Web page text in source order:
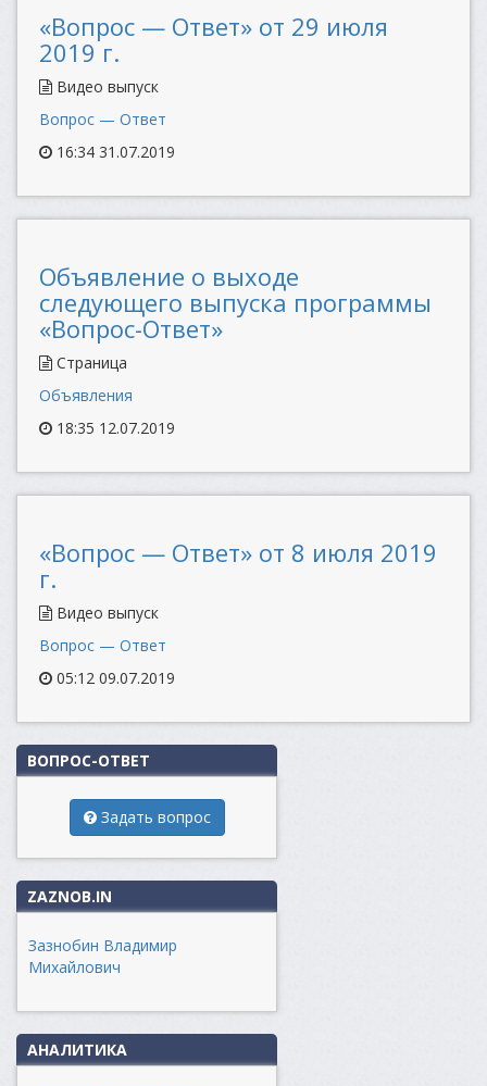
«Вопрос — Ответ» от 29 июля
2019 г.
Видео выпуск
Вопрос — Ответ
16:34 31.07.2019
Объявление о выходе
следующего выпуска программы
«Вопрос-Ответ»
Страница
Объявления
18:35 12.07.2019
«Вопрос — Ответ» от 8 июля 2019
г.
Видео выпуск
Вопрос — Ответ
05:12 09.07.2019
ВОПРОС-ОТВЕТ
Задать вопрос
ZAZNOB.IN
Зазнобин Владимир
Михайлович
АНАЛИТИКА